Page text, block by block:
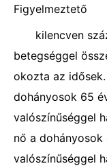
Figyelmeztető
kilencven
betegséggel
okozta az
dohányosok 65
valószínűséggel
nő a
valószínűséggel